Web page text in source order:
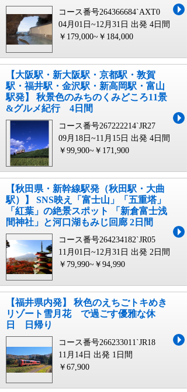
コース番号264366684`AXT0
04月01日~12月31日 出発 4日間
￥179,000~￥184,000
【大阪駅・新大阪駅・京都駅・敦賀
駅・福井駅・金沢駅・新高岡駅・富山
駅発】 秋景色のみちのくみどころ11景
&グルメ紀行 4日間
コース番号267222214`JR27
09月18日~11月15日 出発 4日間
￥99,900~￥171,900
【秋田県・新幹線駅発（秋田駅・大曲
駅）】 SNS映え「富士山」「五重塔」
「紅葉」の絶景スポット 「新倉富士浅
間神社」と河口湖もみじ回廊 2日間
コース番号264234182`JR05
11月01日~12月31日 出発 2日間
￥79,990~￥94,990
【福井県内発】 秋色のえちごトキめき
リゾート雪月花 で過ごす優雅な休
日 日帰り
コース番号266233011`JR18
11月14日 出発 1日間
￥67,900